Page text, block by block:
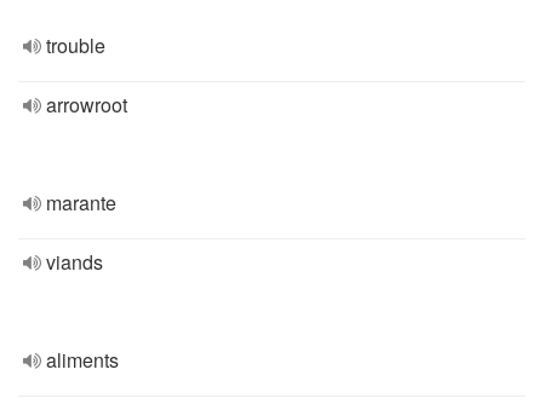
trouble
arrowroot
marante
viands
aliments